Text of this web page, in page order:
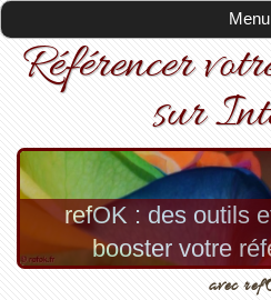
Menu
Référencer
sur
refOK : des outils
booster votre
avec